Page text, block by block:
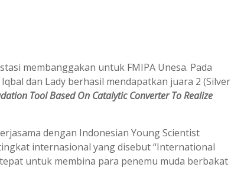
membanggakan untuk FMIPA Unesa. Pada
dan Lady berhasil mendapatkan juara 2 (Silver
Tool Based On Catalytic Converter To Realize
dengan Indonesian Young Scientist
internasional yang disebut “International
untuk membina para penemu muda berbakat